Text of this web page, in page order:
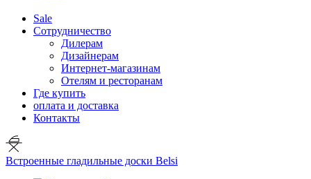
Sale
Сотрудничество
Дилерам
Дизайнерам
Интернет-магазинам
Отелям и ресторанам
Где купить
оплата и доставка
Контакты
Встроенные гладильные доски Belsi